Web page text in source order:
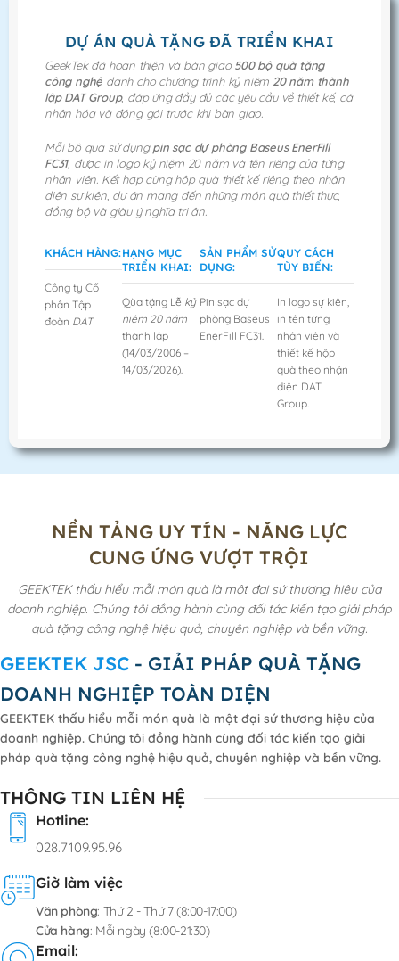
DỰ ÁN QUÀ TẶNG ĐÃ TRIỂN KHAI
GeekTek đã hoàn thiện và bàn giao 500 bộ quà tặng
công nghệ dành cho chương trình kỷ niệm 20 năm thành
lập DAT Group, đáp ứng đầy đủ các yêu cầu về thiết kế, cá
nhân hóa và đóng gói trước khi bàn giao.
Mỗi bộ quà sử dụngpin sạc dự phòng Baseus EnerFill
FC31, được in logo kỷ niệm 20 năm và tên riêng của từng
nhân viên. Kết hợp cùng hộp quà thiết kế riêng theo nhận
diện sự kiện, dự án mang đến những món quà thiết thực,
đồng bộ và giàu ý nghĩa tri ân.
KHÁCH HÀNG:
Công ty Cổ
phần Tập
đoàn DAT
HẠNG MỤC
TRIỂN KHAI:
Qùa tặng Lễ kỷ
niệm 20 năm
thành lập
(14/03/2006 –
14/03/2026).
SẢN PHẨM SỬ
DỤNG:
Pin sạc dự
phòng Baseus
EnerFill FC31.
QUY CÁCH
TÙY BIẾN:
In logo sự kiện,
in tên từng
nhân viên và
thiết kế hộp
quà theo nhận
diện DAT
Group.
NỀN TẢNG UY TÍN - NĂNG LỰC
CUNG ỨNG VƯỢT TRỘI
GEEKTEK thấu hiểu mỗi món quà là một đại sứ thương hiệu của
doanh nghiệp. Chúng tôi đồng hành cùng đối tác kiến tạo giải pháp
quà tặng công nghệ hiệu quả, chuyên nghiệp và bền vững.
GEEKTEK JSC - GIẢI PHÁP QUÀ TẶNG
DOANH NGHIỆP TOÀN DIỆN
GEEKTEK thấu hiểu mỗi món quà là một đại sứ thương hiệu của
doanh nghiệp. Chúng tôi đồng hành cùng đối tác kiến tạo giải
pháp quà tặng công nghệ hiệu quả, chuyên nghiệp và bền vững.
THÔNG TIN LIÊN HỆ
Hotline:
028.7109.95.96
Giờ làm việc
Văn phòng: Thứ 2 - Thứ 7 (8:00-17:00)
Cửa hàng: Mỗi ngày (8:00-21:30)
Email: